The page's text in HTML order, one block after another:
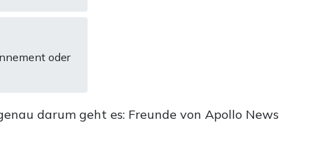
oder
darum geht es: Freunde von Apollo News